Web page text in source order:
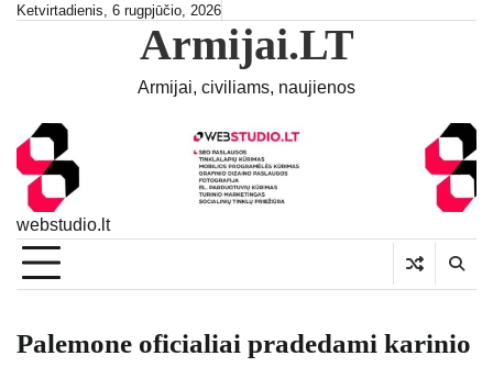
SkipKetvirtadienis, 6 rugpjūčio, 2026
Armijai.LT
Armijai, civiliams, naujienos
webstudio.lt
Palemone oficialiai pradedami karinio